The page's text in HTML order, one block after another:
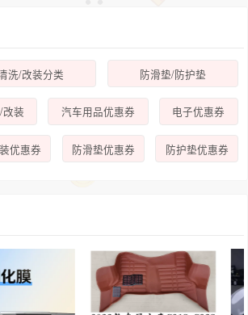
洗/改装分类 防滑垫/防护垫
装 汽车用品优惠券 电子优惠券
优惠券 防滑垫优惠券 防护垫优惠券